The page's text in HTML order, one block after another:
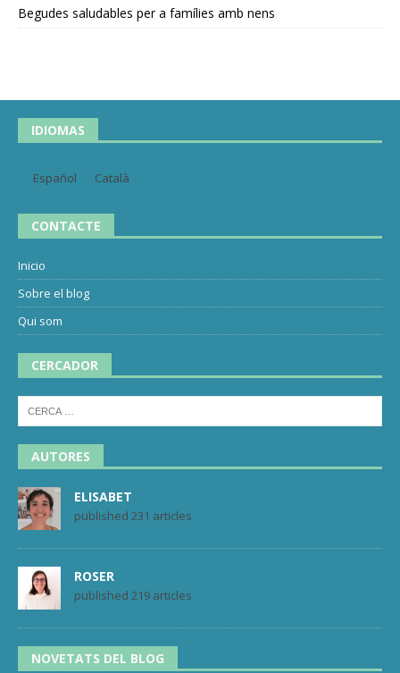
Begudes saludables per a famílies amb nens
IDIOMAS
Español Català
CONTACTE
Inicio
Sobre el blog
Qui som
CERCADOR
AUTORES
ELISABET
published 231 articles
ROSER
published 219 articles
NOVETATS DEL BLOG